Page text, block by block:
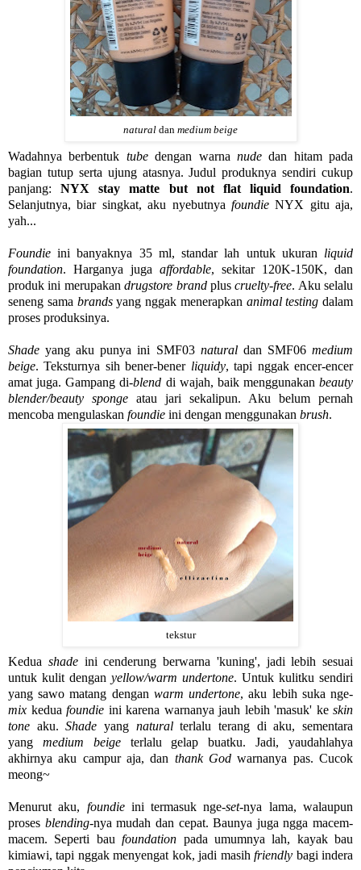
natural dan medium beige
Wadahnya berbentuk tubedengan warna nudedan hitam pada
bagian tutup serta ujung atasnya. Judul produknya sendiri cukup
panjang:NYX stay matte but not flat liquid foundation.
Selanjutnya, biar singkat, aku nyebutnya foundieNYX gitu aja,
yah...
Foundie ini banyaknya 35 ml, standar lah untuk ukuran liquid
foundation. Harganya juga affordable, sekitar 120K-150K, dan
produk ini merupakandrugstore brandpluscruelty-free. Aku selalu
seneng sama brandsyang nggak menerapkan animal testing dalam
proses produksinya.
Shade yang aku punya ini SMF03 naturaldan SMF06medium
beige. Teksturnya sih bener-bener liquidy, tapi nggak encer-encer
amat juga. Gampang di-blend di wajah, baik menggunakan beauty
blender/beauty sponge atau jari sekalipun. Aku belum pernah
mencoba mengulaskan foundie ini dengan menggunakan brush.
tekstur
Kedua shadeini cenderung berwarna 'kuning', jadi lebih sesuai
untuk kulit dengan yellow/warm undertone. Untuk kulitku sendiri
yang sawo matang dengan warm undertone, aku lebih suka nge-
mix kedua foundie ini karena warnanya jauh lebih 'masuk' ke skin
tone aku.Shade yang naturalterlalu terang di aku, sementara
yang medium beigeterlalu gelap buatku. Jadi, yaudahlahya
akhirnya aku campur aja, dan thank God warnanya pas. Cucok
meong~
Menurut aku, foundieini termasuk nge-set-nya lama, walaupun
proses blending-nya mudah dan cepat. Baunya juga ngga macem-
macem. Seperti baufoundation pada umumnya lah, kayak bau
kimiawi, tapi nggak menyengat kok, jadi masihfriendly bagi indera